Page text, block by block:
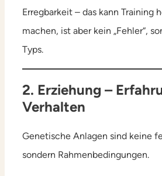
Erregbarkeit – das kann Training
machen, ist aber kein „Fehler“,
Typs.
2. Erziehung –
Verhalten
Genetische Anlagen sind keine
sondern Rahmenbedingungen.